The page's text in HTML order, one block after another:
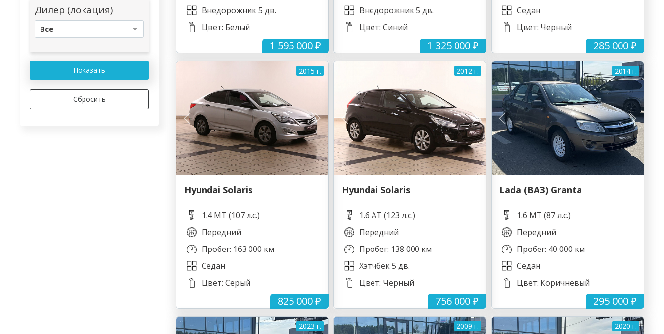
Дилер (локация)
Все
1 595 000 ₽
Внедорожник 5 дв.
Цвет: Белый
1 325 000 ₽
Внедорожник 5 дв.
Цвет: Синий
285 000 ₽
Седан
Цвет: Черный
2015 г.
825 000 ₽
Hyundai Solaris
1.4 MT (107 л.с.)
Передний
Пробег: 163 000 км
Седан
Цвет: Серый
2012 г.
756 000 ₽
Hyundai Solaris
1.6 AT (123 л.с.)
Передний
Пробег: 138 000 км
Хэтчбек 5 дв.
Цвет: Черный
2014 г.
295 000 ₽
Lada (ВАЗ) Granta
1.6 MT (87 л.с.)
Передний
Пробег: 40 000 км
Седан
Цвет: Коричневый
2023 г. 2009 г. 2020 г.